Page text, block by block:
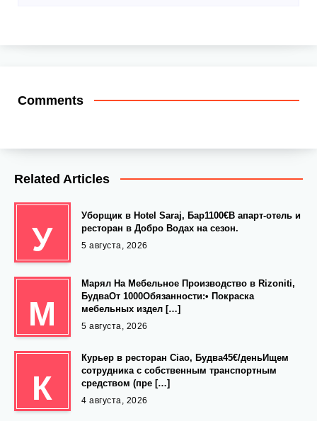
Comments
Related Articles
У
Уборщик в Hotel Saraj, Бар1100€В апарт-отель и
ресторан в Добро Водах на сезон.
5 августа, 2026
М
Марял На Мебельное Производство в Rizoniti,
БудваОт 1000Обязанности:• Покраска
мебельных издел […]
5 августа, 2026
К
Курьер в ресторан Ciao, Будва45€/деньИщем
сотрудника с собственным транспортным
средством (пре […]
4 августа, 2026